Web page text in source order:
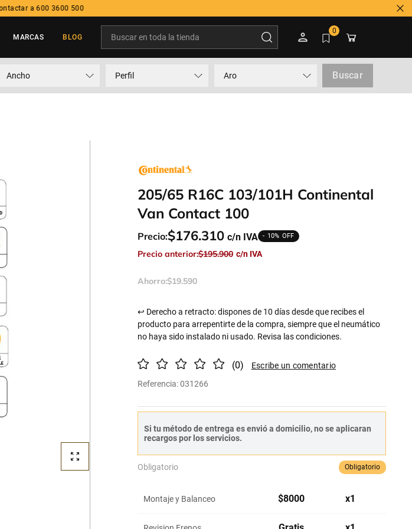
MARCAS BLOG
0
Ancho Perfil Aro Buscar
205/65 R16C 103/101H Continental
Van Contact 100
Precio:$176.310 10%
Precio anterior:$195.900
Ahorro:$19.590
↩ Derecho a retracto: dispones de 10 días desde que recibes el
producto para arrepentirte de la compra, siempre que el neumático
no haya sido instalado ni usado. Revisa las condiciones.
(0)
Referencia:031266
Si tu método de entrega es envió a domicilio, no se aplicaran
recargos por los servicios.
Obligatorio Obligatorio
Montaje y Balanceo $8000 x1